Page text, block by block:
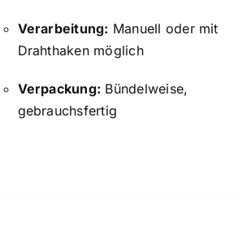
Verarbeitung: Manuell oder mit
Drahthaken möglich
Verpackung: Bündelweise,
gebrauchsfertig